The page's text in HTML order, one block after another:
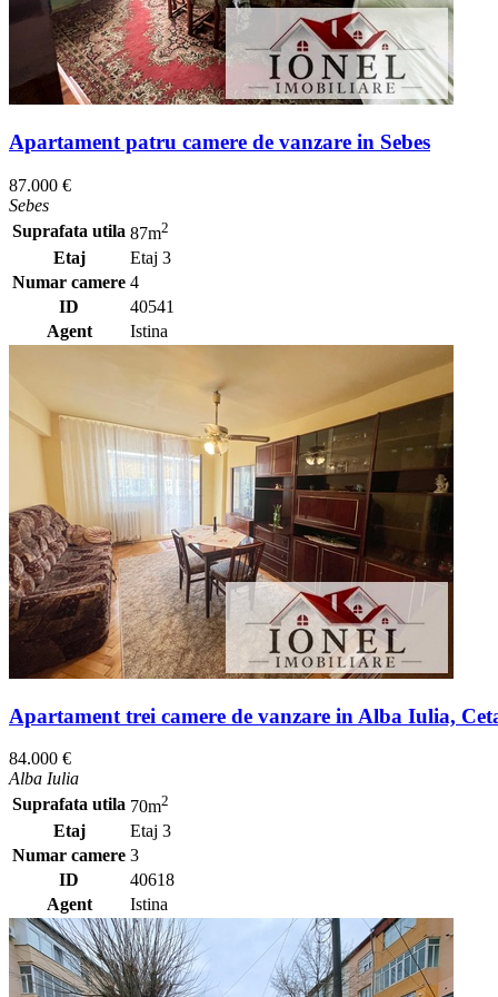
Apartament patru camere de vanzare in Sebes
87.000 €
Sebes
Suprafata utila 87m2
Etaj
Etaj 3
Numar camere 4
ID
40541
Agent
Istina
Apartament trei camere de vanzare in Alba Iulia,
84.000 €
Alba Iulia
Suprafata utila 70m2
Etaj
Etaj 3
Numar camere 3
ID
40618
Agent
Istina